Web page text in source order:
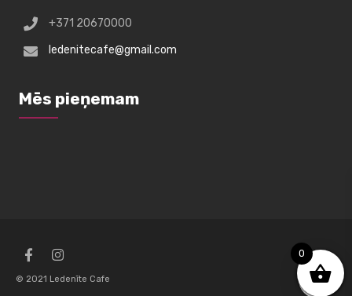
+371 20670000
ledenitecafe@gmail.com
Mēs pieņemam
© 2021 Ledenīte Cafe
0